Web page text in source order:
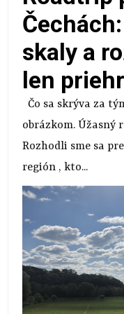
skaly a
len
Čo sa skrýva za
obrázkom. Úžasný
Rozhodli sme sa
región , kto...